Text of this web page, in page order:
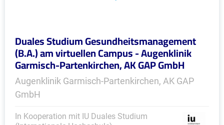
Duales Studium Gesundheitsmanagement
(B.A.) am virtuellen Campus - Augenklinik
Garmisch-Partenkirchen, AK GAP GmbH
Augenklinik Garmisch-Partenkirchen, AK GAP
GmbH
In Kooperation mit IU Duales Studium